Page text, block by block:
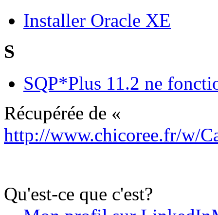
Installer Oracle XE
S
SQP*Plus 11.2 ne
Récupérée de «
http://www.chicoree.fr/w/
Qu'est-ce que c'est?